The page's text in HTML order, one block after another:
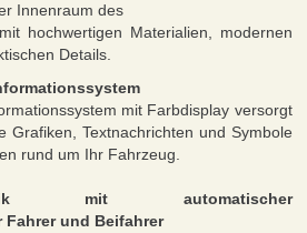
Innenraum des
hochwertigen Materialien, modernen
Details.
mit Farbdisplay versorgt
Grafiken, Textnachrichten und Symbole
rund um Ihr Fahrzeug.
mit automatischer
und Beifahrer